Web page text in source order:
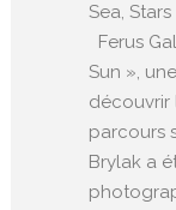
Sea,
Ferus
Sun »,
découvrir
parcours
Brylak a